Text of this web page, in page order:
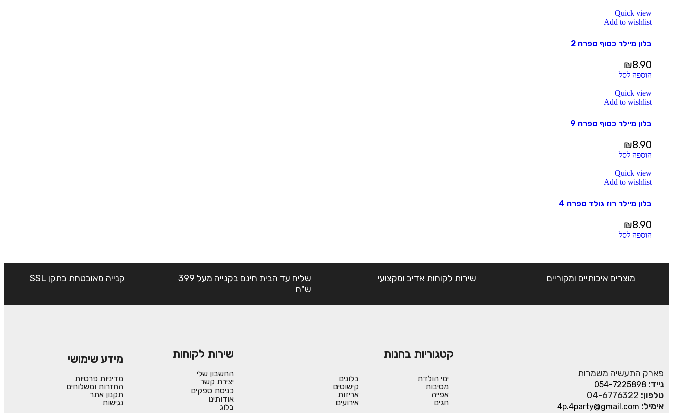
Quick view
Add to wishlist
בלון מיילר כסוף ספרה 2
₪8.90
הוספה לסל
Quick view
Add to wishlist
בלון מיילר כסוף ספרה 9
₪8.90
הוספה לסל
Quick view
Add to wishlist
בלון מיילר רוז גולד ספרה 4
₪8.90
הוספה לסל
מוצרים איכותיים ומקוריים שירות לקוחות אדיב ומקצועי
שליח עד הבית חינם בקנייה מעל 399
ש"ח
קנייה מאובטחת בתקן SSL
פארק התעשיה משמרות
נייד: 054-7225898
טלפון: 04-6776322
אימיל: 4p.4party@gmail.com
קטגוריות בחנות
ימי הולדת
מסיבות
אפייה
חגים
בלונים
קישוטים
אריזות
אירועים
שירות לקוחות
החשבון שלי
יצירת קשר
כניסת ספקים
אודותינו
בלוג
מידע שימושי
מדיניות פרטיות
החזרות ומשלוחים
תקנון אתר
נגישות